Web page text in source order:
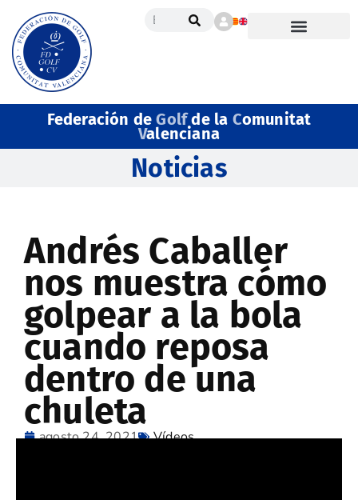
Federación deGolfde la Comunitat
Valenciana
Noticias
Andrés Caballer
nos muestra cómo
golpear a la bola
cuando reposa
dentro de una
chuleta
agosto 24, 2021 Vídeos